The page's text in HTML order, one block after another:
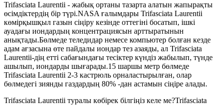
Trifasciata Laurentii - жабық ортаны тазарта алатын жапырақты
өсімдіктердің бір түрі.NASA ғалымдары Trifasciata Laurentii
көмірқышқыл газын сіңіру кезінде оттегіні босатып, ішкі
ауадағы иондардың концентрациясын арттыратынын
анықтады.Бөлмеде теледидар немесе компьютер болған кезде
адам ағзасына өте пайдалы иондар тез азаяды, ал Trifasciata
Laurentii-дің етті сабағындағы тесіктер күндіз жабылып, түнде
ашылып, иондарды шығарады.15 шаршы метр бөлмеде
Trifasciata Laurentii 2-3 кастрюль орналастырылған, олар
бөлмедегі зиянды газдардың 80% -дан астамын сіңіре алады.
Trifasciata Laurentii туралы көбірек білгіңіз келе ме?Trifasciata